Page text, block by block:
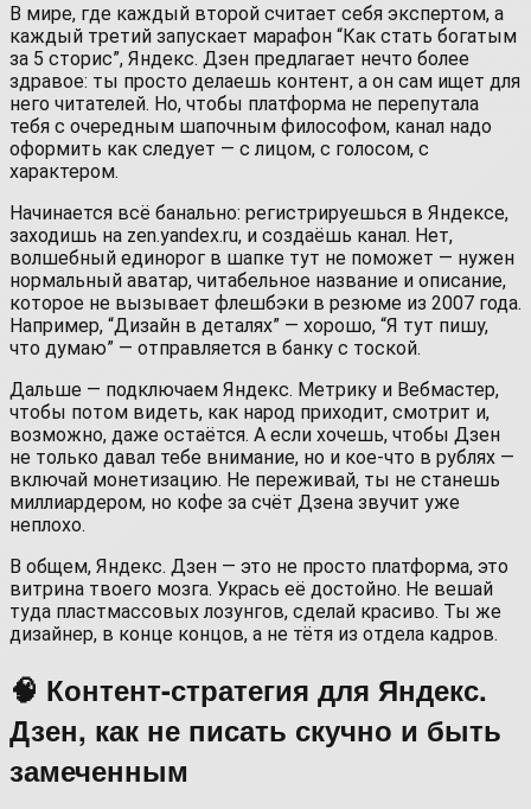
В мире, где каждый второй считает себя экспертом, а
каждый третий запускает марафон “Как стать богатым
за 5 сторис”, Яндекс. Дзен предлагает нечто более
здравое: ты просто делаешь контент, а он сам ищет для
него читателей. Но, чтобы платформа не перепутала
тебя с очередным шапочным философом, канал надо
оформить как следует — с лицом, с голосом, с
характером.
Начинается всё банально: регистрируешься в Яндексе,
заходишь на zen.yandex.ru, и создаёшь канал. Нет,
волшебный единорог в шапке тут не поможет — нужен
нормальный аватар, читабельное название и описание,
которое не вызывает флешбэки в резюме из 2007 года.
Например, “Дизайн в деталях” — хорошо, “Я тут пишу,
что думаю” — отправляется в банку с тоской.
Дальше — подключаем Яндекс. Метрику и Вебмастер,
чтобы потом видеть, как народ приходит, смотрит и,
возможно, даже остаётся. А если хочешь, чтобы Дзен
не только давал тебе внимание, но и кое-что в рублях —
включай монетизацию. Не переживай, ты не станешь
миллиардером, но кофе за счёт Дзена звучит уже
неплохо.
В общем, Яндекс. Дзен — это не просто платформа, это
витрина твоего мозга. Укрась её достойно. Не вешай
туда пластмассовых лозунгов, сделай красиво. Ты же
дизайнер, в конце концов, а не тётя из отдела кадров.
🧠 Контент-стратегия для Яндекс.
Дзен, как не писать скучно и быть
замеченным